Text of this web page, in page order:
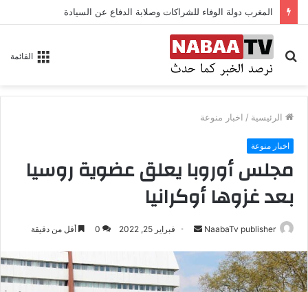
المغرب دولة الوفاء للشراكات وصلابة الدفاع عن السيادة
القائمة
بحث
عن
الرئيسية / اخبار منوعة
اخبار منوعة
مجلس أوروبا يعلق عضوية روسيا
بعد غزوها أوكرانيا
NaabaTv publisher
ل
فبراير 25, 2022 0 أقل من دقيقة